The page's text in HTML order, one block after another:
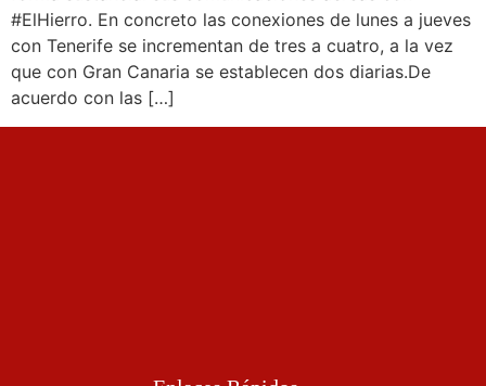
#ElHierro. En concreto las conexiones de lunes a jueves
con Tenerife se incrementan de tres a cuatro, a la vez
que con Gran Canaria se establecen dos diarias.De
acuerdo con las […]